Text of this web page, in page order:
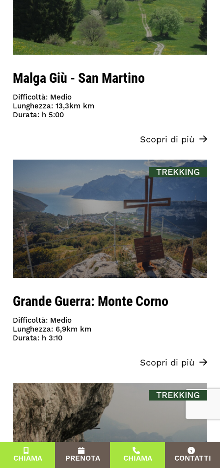
CHIAMA PRENOTA CHIAMA CONTATTI
Malga Giù - San Martino
Difficoltà: Medio
Lunghezza: 13,3km km
Durata: h 5:00
Scopri di più
TREKKING
Grande Guerra: Monte Corno
Difficoltà: Medio
Lunghezza: 6,9km km
Durata: h 3:10
Scopri di più
TREKKING